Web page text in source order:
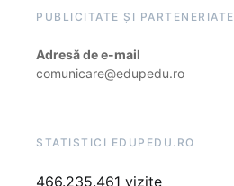
PUBLICITATE ȘI PARTENERIATE
Adresă de e-mail
comunicare@edupedu.ro
STATISTICI EDUPEDU.RO
466.235.461 vizite